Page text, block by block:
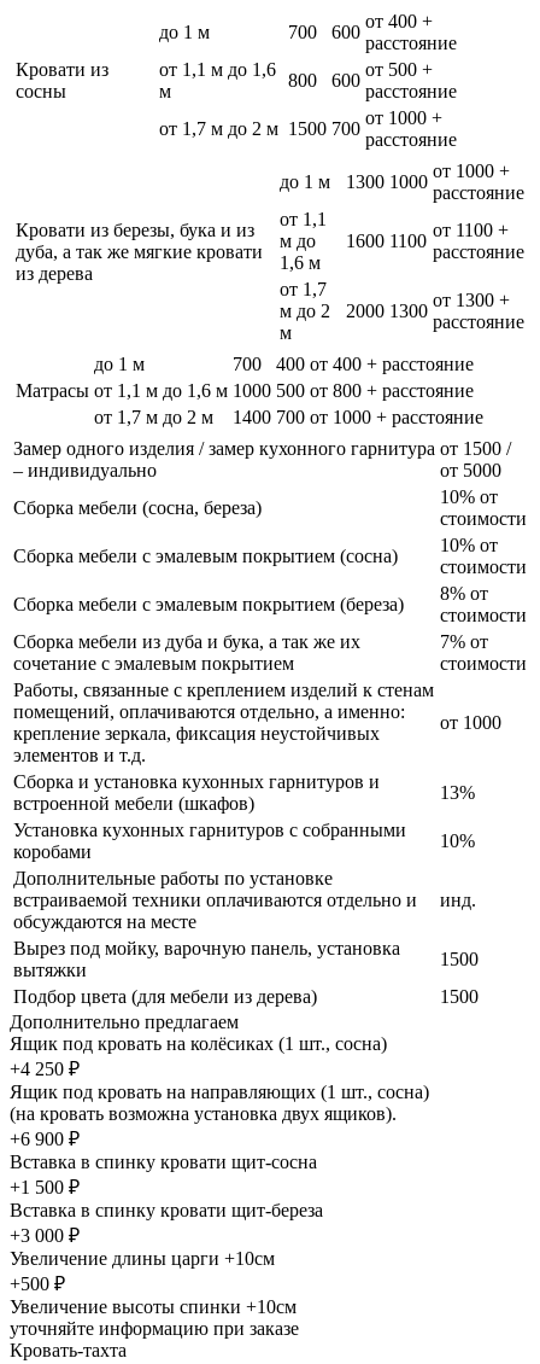
Кровати из
сосны
до 1 м 700 600
от 400 +
расстояние
от 1,1 м до 1,6
м
800 600
от 500 +
расстояние
от 1,7 м до 2 м 1500 700
от 1000 +
расстояние
Кровати из березы, бука и из
дуба, а так же мягкие кровати
из дерева
до 1 м 1300 1000
от 1000 +
расстояние
от 1,1
м до
1,6 м
1600 1100
от 1100 +
расстояние
от 1,7
м до 2
м
2000 1300
от 1300 +
расстояние
Матрасы
до 1 м 700 400 от 400 + расстояние
от 1,1 м до 1,6 м 1000 500 от 800 + расстояние
от 1,7 м до 2 м
1400 700 от 1000 + расстояние
Замер одного изделия / замер кухонного гарнитура
– индивидуально
от 1500 /
от 5000
Сборка мебели (сосна, береза)
10% от
стоимости
Сборка мебели с эмалевым покрытием (сосна)
10% от
стоимости
Сборка мебели с эмалевым покрытием (береза)
8% от
стоимости
Сборка мебели из дуба и бука, а так же их
сочетание с эмалевым покрытием
7% от
стоимости
Работы, связанные с креплением изделий к стенам
помещений, оплачиваются отдельно, а именно:
крепление зеркала, фиксация неустойчивых
элементов и т.д.
от 1000
Сборка и установка кухонных гарнитуров и
встроенной мебели (шкафов)
13%
Установка кухонных гарнитуров с собранными
коробами
10%
Дополнительные работы по установке
встраиваемой техники оплачиваются отдельно и
обсуждаются на месте
инд.
Вырез под мойку, варочную панель, установка
вытяжки
1500
Подбор цвета (для мебели из дерева)
1500
Дополнительно предлагаем
Ящик под кровать на колёсиках (1 шт., сосна)
+4 250 ₽
Ящик под кровать на направляющих (1 шт., сосна)
(на кровать возможна установка двух ящиков).
+6 900 ₽
Вставка в спинку кровати щит-сосна
+1 500 ₽
Вставка в спинку кровати щит-береза
+3 000 ₽
Увеличение длины царги +10см
+500 ₽
Увеличение высоты спинки +10см
уточняйте информацию при заказе
Кровать-тахта